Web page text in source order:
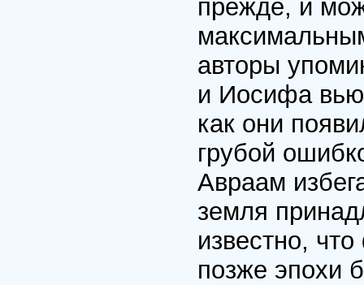
прежде, и
авторы
и Иосифа
как они
грубой
Авраам
земля
известно,
позже эпохи